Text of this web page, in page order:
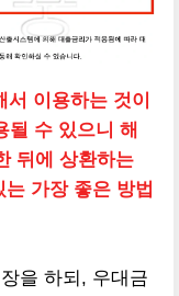
이용하는 것이
될 수 있으니 해
뒤에 상환하는
가장 좋은 방법
을 하되, 우대금